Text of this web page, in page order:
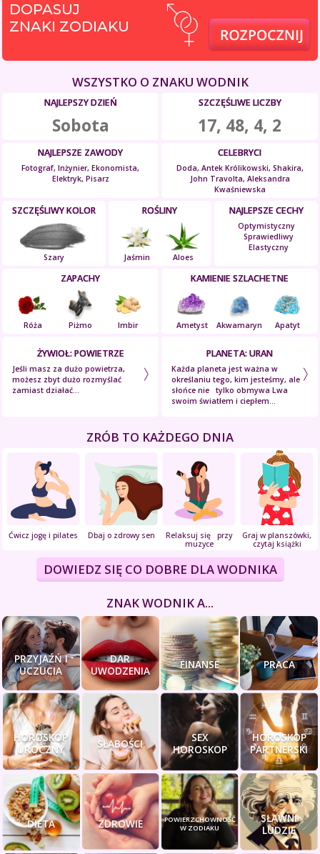
DOPASUJ
ZNAKI ZODIAKU
WSZYSTKO O ZNAKU WODNIK
NAJLEPSZY DZIEŃ
Sobota
SZCZĘŚLIWE LICZBY
17, 48, 4, 2
NAJLEPSZE ZAWODY
Fotograf, Inżynier, Ekonomista,
Elektryk, Pisarz
CELEBRYCI
Doda, Antek Królikowski, Shakira,
John Travolta, Aleksandra
Kwaśniewska
ŻYWIOŁ: POWIETRZE
Jeśli masz za dużo powietrza,
możesz zbyt dużo rozmyślać
zamiast działać...
PLANETA: URAN
Każda planeta jest ważna w
określaniu tego, kim jesteśmy, ale
słońce nie tylko obmywa Lwa
swoim światłem i ciepłem...
NAJLEPSZE CECHY
Optymistyczny
Sprawiedliwy
Elastyczny
SZCZĘŚLIWY KOLOR
Szary
ROŚLINY
Jaśmin Aloes
ZAPACHY
Róża Piżmo Imbir
KAMIENIE SZLACHETNE
Ametyst Akwamaryn Apatyt
ZRÓB TO KAŻDEGO DNIA
Ćwicz jogę i pilates Dbaj o zdrowy sen
Relaksuj się przy
muzyce
Graj w planszówki,
czytaj książki
DOWIEDZ SIĘ CO DOBRE DLA WODNIKA
ZNAK WODNIK A...
PRZYJAŹŃ I
UCZUCIA
DAR
UWODZENIA
FINANSE PRACA
HOROSKOP
UROCZNY
SŁABOŚCI
SEX
HOROSKOP
HOROSKOP
PARTNERSKI
DIETA ZDROWIE
POWIERZCHOWNOŚĆ
W ZODIAKU
SŁAWNI
LUDZIE